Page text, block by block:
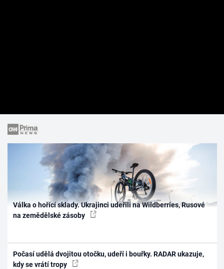
Válka o hořící sklady. Ukrajinci udeřili na Wildberries, Rusové
na zemědělské zásoby
Počasí udělá dvojitou otočku, udeří i bouřky. RADAR ukazuje,
kdy se vrátí tropy